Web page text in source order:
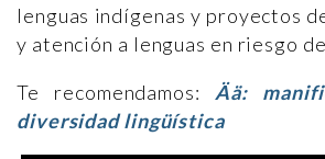
lenguas indígenas y proyectos
y atención a lenguas en riesgo
Te recomendamos: Ää:
diversidad lingüística